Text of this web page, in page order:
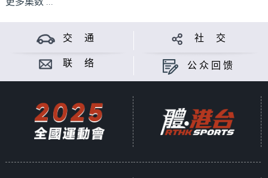
交 通 社 交
联 络 公众回馈